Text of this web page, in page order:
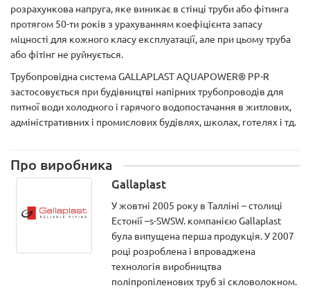
розрахункова напруга, яке виникає в стінці труби або фітинга
протягом 50-ти років з урахуванням коефіцієнта запасу
міцності для кожного класу експлуатації, але при цьому труба
або фітінг не руйнується.
Трубопровідна система GALLAPLAST AQUAPOWER® PP-R
застосовується при будівництві напірних трубопроводів для
питної води холодного і гарячого водопостачання в житлових,
адміністративних і промислових будівлях, школах, готелях і тд.
Про виробника
Gallaplast
У жовтні 2005 року в Талліні – столиці
Естонії –s-SWSW. компанією Gallaplast
була випущена перша продукція. У 2007
році розроблена і впроваджена
технологія виробництва
поліпропіленових труб зі скловолокном.